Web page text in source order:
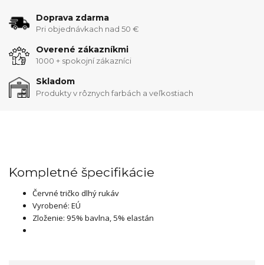
Doprava zdarma
Pri objednávkach nad 50 €
Overené zákazníkmi
1000 + spokojní zákazníci
Skladom
Produkty v rôznych farbách a veľkostiach
Kompletné špecifikácie
Červné tričko dlhý rukáv
Vyrobené: EÚ
Zloženie: 95% bavlna, 5% elastán